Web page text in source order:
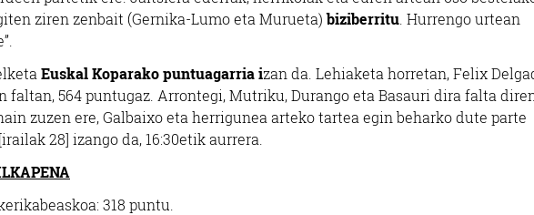
ziren zenbait (Gernika-Lumo eta Murueta)biziberritu . Hurrengo urtean
Euskal Koparako puntuagarria izan da. Lehiaketa horretan, Felix
faltan, 564 puntugaz. Arrontegi, Mutriku, Durango eta Basauri dira falta
zuzen ere, Galbaixo eta herrigunea arteko tartea egin beharko dute parte
28] izango da, 16:30etik aurrera.
318 puntu.